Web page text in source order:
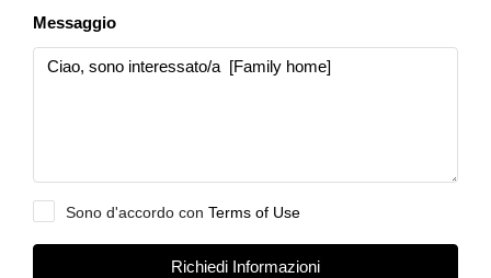
Messaggio
Sono d'accordo con Terms of Use
Richiedi Informazioni